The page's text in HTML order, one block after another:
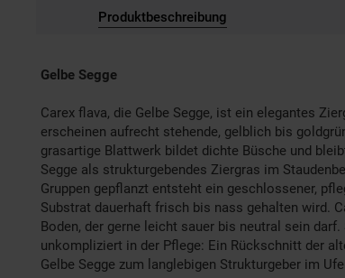
Produktbeschreibung
Gelbe Segge
Carex flava, die Gelbe Segge, ist ein elegantes
erscheinen aufrecht stehende, gelblich bis
grasartige Blattwerk bildet dichte Büsche und
Segge als strukturgebendes Ziergras im
Gruppen gepflanzt entsteht ein geschlossener,
Substrat dauerhaft frisch bis nass gehalten wird.
Boden, der gerne leicht sauer bis neutral sein
unkompliziert in der Pflege: Ein Rückschnitt der
Gelbe Segge zum langlebigen Strukturgeber im